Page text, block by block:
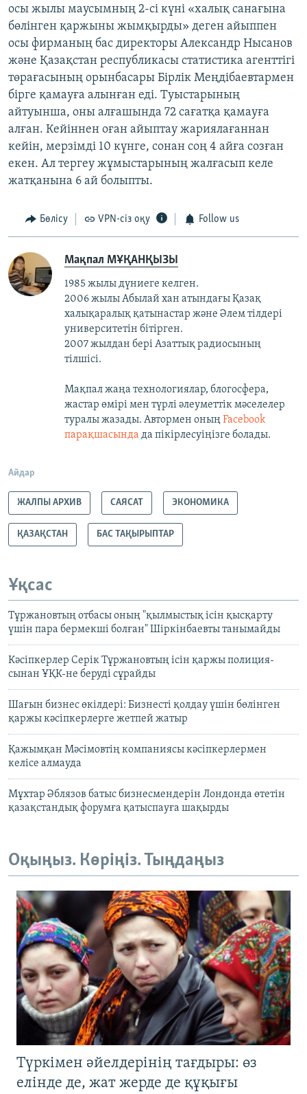
осы жылы маусымның 2-сі күні «халық санағына
бөлінген қаржыны жымқырды» деген айыппен
осы фирманың бас директоры Александр Нысанов
және Қазақстан республикасы статистика агенттігі
төрағасының орынбасары Бірлік Меңдібаевтармен
бірге қамауға алынған еді. Туыстарының
айтуынша, оны алғашында 72 сағатқа қамауға
алған. Кейіннен оған айыптау жариялағаннан
кейін, мерзімді 10 күнге, сонан соң 4 айға созған
екен. Ал тергеу жұмыстарының жалғасып келе
жатқанына 6 ай болыпты.
Бөлісу VPN-сіз оқу Follow us
Мақпал МҰҚАНҚЫЗЫ
1985 жылы дүниеге келген.
2006 жылы Абылай хан атындағы Қазақ
халықаралық қатынастар және Әлем тілдері
университетін бітірген.
2007 жылдан бері Азаттық радиосының
тілшісі.
Мақпал жаңа технологиялар, блогосфера,
жастар өмірі мен түрлі әлеуметтік мәселелер
туралы жазады. Автормен оныңFacebook
парақшасында да пікірлесуіңізге болады.
Айдар
ЖАЛПЫ АРХИВ САЯСАТ ЭКОНОМИКА
ҚАЗАҚСТАН БАС ТАҚЫРЫПТАР
Ұқсас
Тұржановтың отбасы оның "қылмыстық ісін қысқарту
үшін пара бермекші болған" Шіркінбаевты танымайды
Кәсіпкерлер Серік Тұржановтың ісін қаржы полиция-
сынан ҰҚК-не беруді сұрайды
Шағын бизнес өкілдері: Бизнесті қолдау үшін бөлінген
қаржы кәсіпкерлерге жетпей жатыр
Қажымқан Мәсімовтің компаниясы кәсіпкерлермен
келісе алмауда
Мұхтар Әблязов батыс бизнесмендерін Лондонда өтетін
қазақстандық форумға қатыспауға шақырды
Оқыңыз. Көріңіз. Тыңдаңыз
Түркімен әйелдерінің тағдыры: өз
елінде де, жат жерде де құқығы